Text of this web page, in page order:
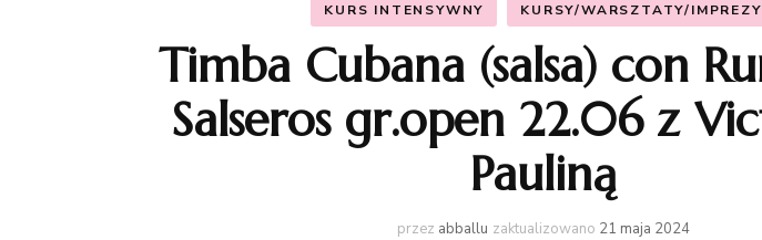
KURS INTENSYWNY KURSY/WARSZTATY/IMPREZY
Timba Cubana (salsa) con
Salseros gr.open 22.06 z
Pauliną
przez abballu zaktualizowano 21 maja 2024